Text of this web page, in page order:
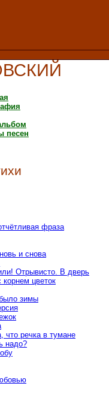
песен
фраза
и снова
Отрывисто. В дверь
цветок
зимы
что речка в тумане
надо?